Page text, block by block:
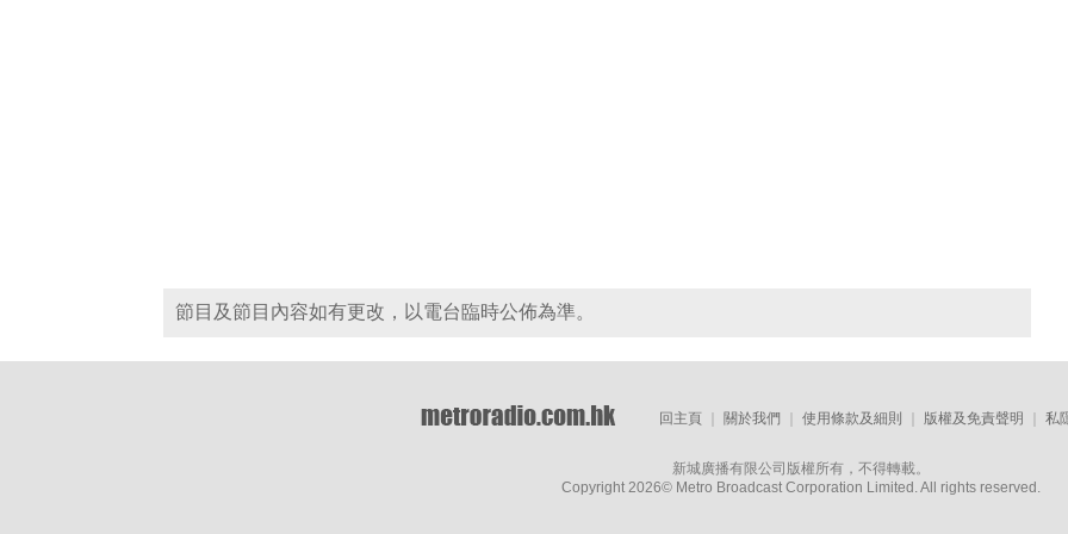
節目及節目內容如有更改，以電台臨時公佈為準。
回主頁 關於我們 使用條款及細則 版權及免責聲明 私
新城廣播有限公司版權所有，不得轉載。
Copyright 2026© Metro Broadcast Corporation Limited. All rights reserved.